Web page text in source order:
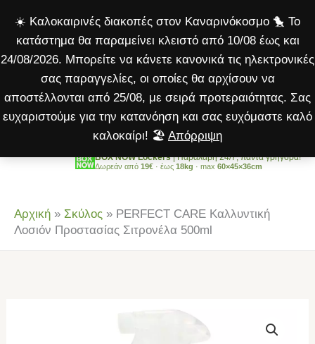
☀️ Καλοκαιρινές διακοπές στον Καναρινόκοσμο 🐤 Το
κατάστημα θα παραμείνει κλειστό από 10/08 έως και
24/08/2026. Μπορείτε να κάνετε κανονικά τις ηλεκτρονικές
σας παραγγελίες, οι οποίες θα αρχίσουν να
αποστέλλονται από 25/08, με σειρά προτεραιότητας. Σας
ευχαριστούμε για την κατανόηση και σας ευχόμαστε καλό
καλοκαίρι! 🏖️ Απόρριψη
στο
περιεχόμενο
BOX NOW Lockers| Παραλαβή 24/7, πάντα γρήγορα!
Δωρεάν από 19€ · έως 18kg · max 60×45×36cm
Αρχική » Σκύλος » PERFECT CARE Καλλυντική
Λοσιόν Προστασίας Σιτρονέλα 500ml
Λοσιόν
Προστασίας
Σιτρονέλα
500ml
ποσότητα